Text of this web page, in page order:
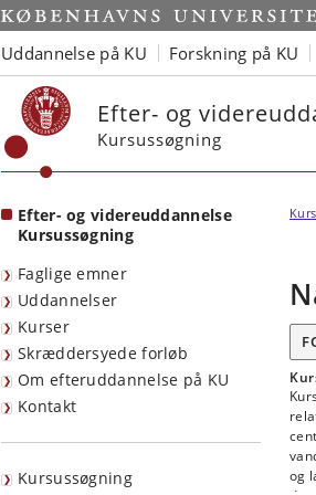
Start
Uddannelse på KU Forskning på KU
Efter- og
Kursussøgning
Efter- og videreuddannelse
Kursussøgning
Faglige emner
Uddannelser
Kurser
Skræddersyede forløb
Om efteruddannelse på KU
Kontakt
Kursussøgning
og